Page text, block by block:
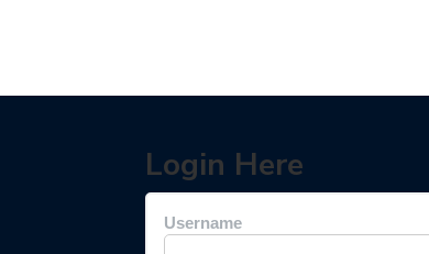
Login Here
Username